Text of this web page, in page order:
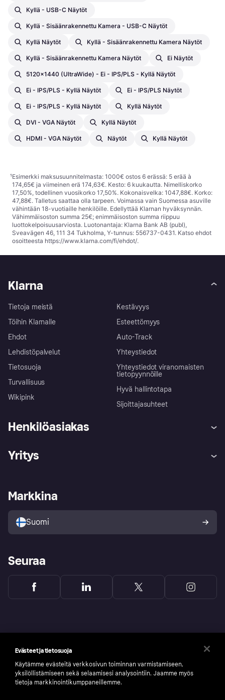
Kyllä - USB-C Näytöt
Kyllä - Sisäänrakennettu Kamera - USB-C Näytöt
Kyllä Näytöt Kyllä - Sisäänrakennettu Kamera Näytöt
Kyllä - Sisäänrakennettu Kamera Näytöt Ei Näytöt
5120x1440 (UltraWide) - Ei - IPS/PLS - Kyllä Näytöt
Ei - IPS/PLS - Kyllä Näytöt Ei - IPS/PLS Näytöt
Ei - IPS/PLS - Kyllä Näytöt Kyllä Näytöt
DVI - VGA Näytöt Kyllä Näytöt
HDMI - VGA Näytöt Näytöt Kyllä Näytöt
¹Esimerkki maksusuunnitelmasta: 1000€ ostos 6 erässä: 5 erää à
174,65€ ja viimeinen erä 174,63€. Kesto: 6 kuukautta. Nimelliskorko
17,50%, todellinen vuosikorko 17,50%. Kokonaisvelka: 1047,88€. Korko:
47,88€. Talletus saattaa olla tarpeen. Voimassa vain Suomessa asuville
vähintään 18-vuotiaille henkilöille. Edellyttää Klarnan hyväksynnän.
Vähimmäisoston summa 25€; enimmäisoston summa riippuu
luottokelpoisuusarviosta. Luotonantaja: Klarna Bank AB (publ),
Sveavägen 46, 111 34 Tukholma, Y-tunnus: 556737-0431. Katso ehdot
osoitteesta https://www.klarna.com/fi/ehdot/.
Klarna
Tietoja meistä
Töihin Klarnalle
Ehdot
Lehdistöpalvelut
Tietosuoja
Turvallisuus
Wikipink
Kestävyys
Esteettömyys
Auto-Track
Yhteystiedot
Yhteystiedot viranomaisten
tietopyynnöille
Hyvä hallintotapa
Sijoittajasuhteet
Henkilöasiakas
Kirjaudu sisään
Tutustu kauppoihin
Ostajan turva
Yritys
Kirjaudu sisään yrityksenä
Markkina
Suomi
Seuraa
Evästeet ja tietosuoja
Käytämme evästeitä verkkosivun toiminnan varmistamiseen,
yksilöllistämiseen sekä selaamisesi analysointiin. Jaamme myös
tietoja markkinointikumppaneillemme.